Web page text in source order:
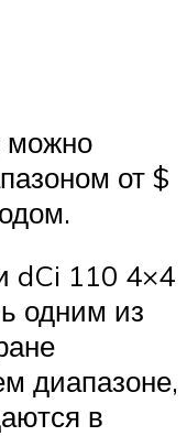
можно
от $
dCi 110 4×4
одним из
диапазоне,
в